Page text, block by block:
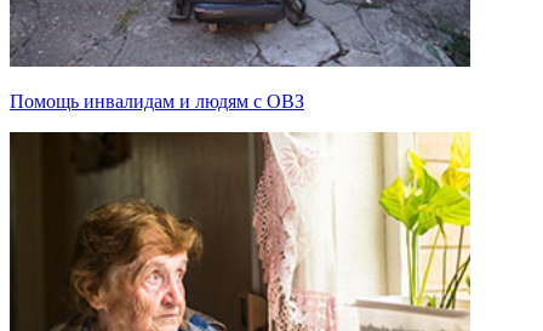
Помощь инвалидам и людям с ОВЗ